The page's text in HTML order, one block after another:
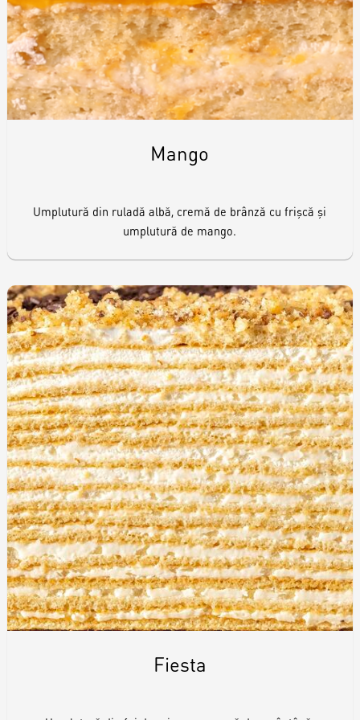
Raw & Vegan
Cakes
Mango
Umplutură din ruladă albă, cremă de brânză cu frişcă şi
umplutură de mango.
Fiesta